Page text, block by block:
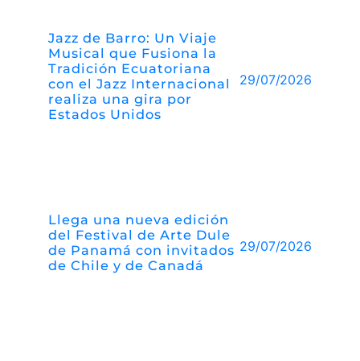
Jazz de Barro: Un Viaje
Musical que Fusiona la
Tradición Ecuatoriana
con el Jazz Internacional
realiza una gira por
Estados Unidos
29/07/2026
Llega una nueva edición
del Festival de Arte Dule
de Panamá con invitados
de Chile y de Canadá
29/07/2026